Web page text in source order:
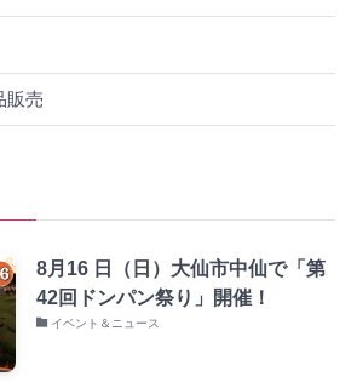
販売
8月16 日（日）大仙市中仙で「第
42回ドンパン祭り」開催！
イベント＆ニュース